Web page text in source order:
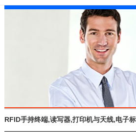
RFID手持终端,读写器,打印机与天线,电子